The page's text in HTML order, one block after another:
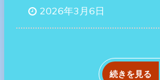
2026年3月6日
続きを見る